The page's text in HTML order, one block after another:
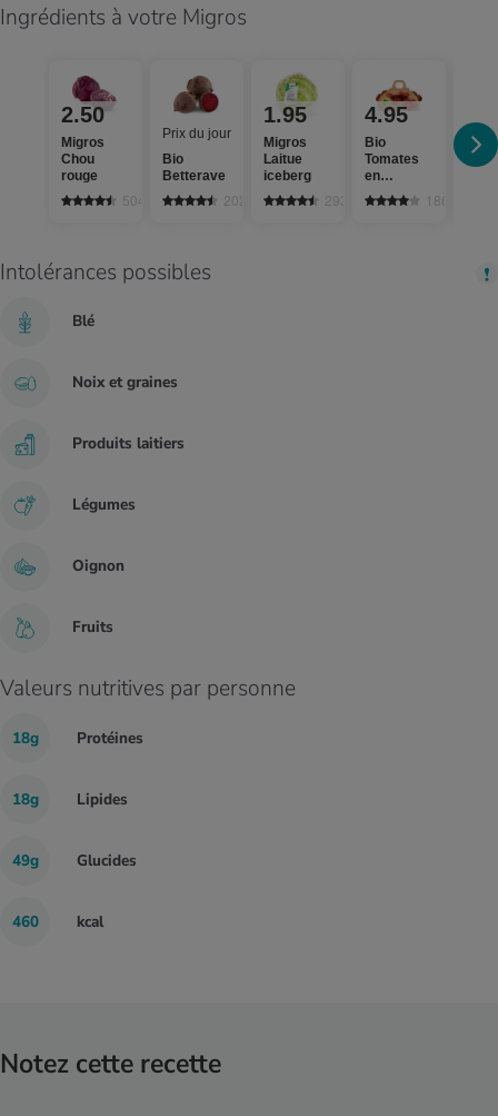
Ingrédients à votre Migros
2.50
Migros
Chou
rouge
504
Prix du jour
Bio
Betterave
202
1.95
Migros
Laitue
iceberg
2933
4.95
Bio
Tomates
en
grappes
186
Intolérances possibles
Blé
Noix et graines
Produits laitiers
Légumes
Oignon
Fruits
Valeurs nutritives par personne
18g Protéines
18g Lipides
49g Glucides
460 kcal
Notez cette recette